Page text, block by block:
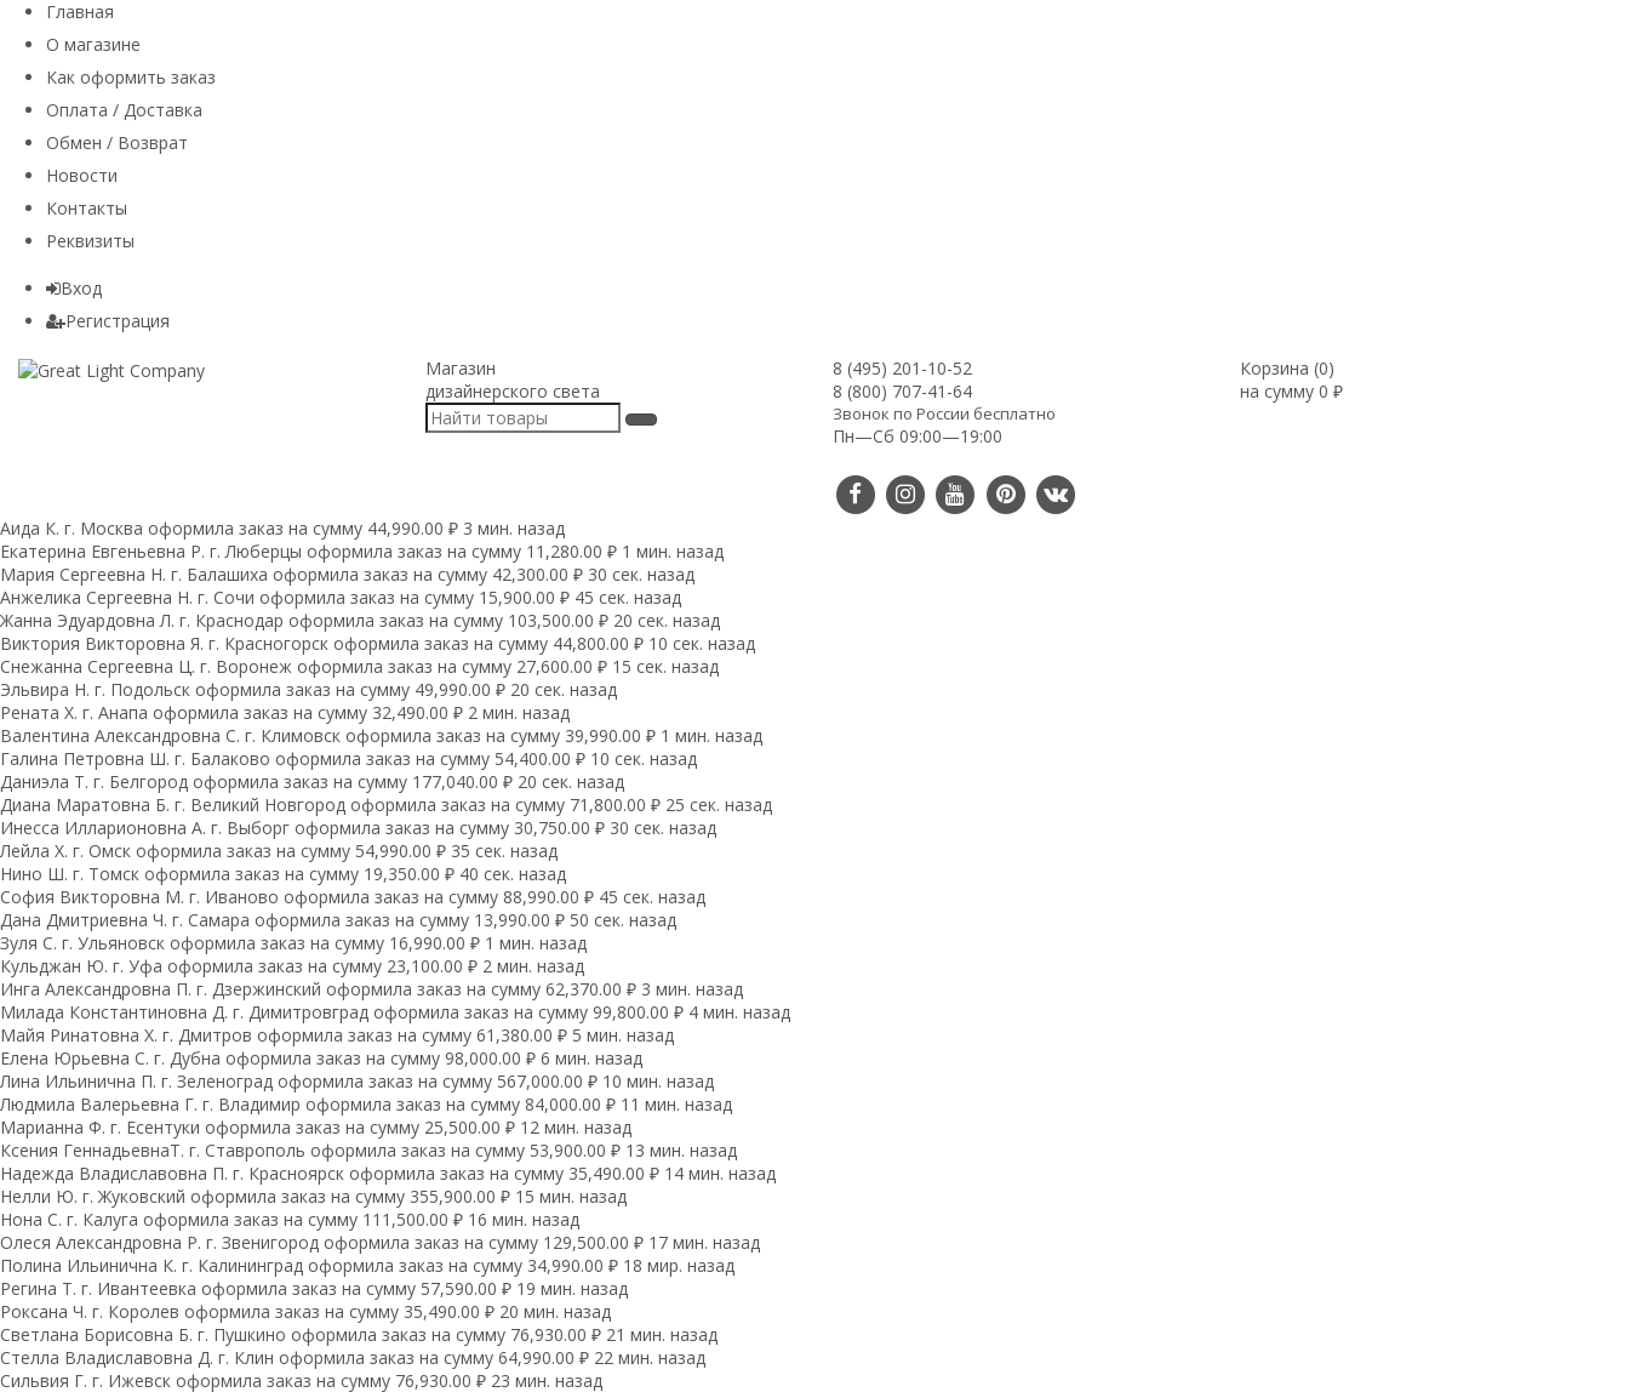
Главная
О магазине
Как оформить заказ
Оплата / Доставка
Обмен / Возврат
Новости
Контакты
Реквизиты
Вход
Регистрация
Магазин
дизайнерского света
8 (495) 201-10-52
8 (800) 707-41-64
Звонок по России бесплатно
Пн—Сб 09:00—19:00
Корзина (0)
на сумму 0 ₽
Аида К. г. Москва оформила заказ на сумму 44,990.00 ₽ 3 мин. назад
Екатерина Евгеньевна Р. г. Люберцы оформила заказ на сумму 11,280.00 ₽ 1 мин. назад
Мария Сергеевна H. г. Балашиха оформила заказ на сумму 42,300.00 ₽ 30 сек. назад
Анжелика Сергеевна Н. г. Сочи оформила заказ на сумму 15,900.00 ₽ 45 сек. назад
Жанна Эдуардовна Л. г. Краснодар оформила заказ на сумму 103,500.00 ₽ 20 сек. назад
Виктория Викторовна Я. г. Красногорск оформила заказ на сумму 44,800.00 ₽ 10 сек. назад
Снежанна Сергеевна Ц. г. Воронеж оформила заказ на сумму 27,600.00 ₽ 15 сек. назад
Эльвира Н. г. Подольск оформила заказ на сумму 49,990.00 ₽ 20 сек. назад
Рената Х. г. Анапа оформила заказ на сумму 32,490.00 ₽ 2 мин. назад
Валентина Александровна С. г. Климовск оформила заказ на сумму 39,990.00 ₽ 1 мин. назад
Галина Петровна Ш. г. Балаково оформила заказ на сумму 54,400.00 ₽ 10 сек. назад
Даниэла Т. г. Белгород оформила заказ на сумму 177,040.00 ₽ 20 сек. назад
Диана Маратовна Б. г. Великий Новгород оформила заказ на сумму 71,800.00 ₽ 25 сек. назад
Инесса Илларионовна А. г. Выборг оформила заказ на сумму 30,750.00 ₽ 30 сек. назад
Лейла Х. г. Омск оформила заказ на сумму 54,990.00 ₽ 35 сек. назад
Нино Ш. г. Томск оформила заказ на сумму 19,350.00 ₽ 40 сек. назад
София Викторовна М. г. Иваново оформила заказ на сумму 88,990.00 ₽ 45 сек. назад
Дана Дмитриевна Ч. г. Самара оформила заказ на сумму 13,990.00 ₽ 50 сек. назад
Зуля С. г. Ульяновск оформила заказ на сумму 16,990.00 ₽ 1 мин. назад
Кульджан Ю. г. Уфа оформила заказ на сумму 23,100.00 ₽ 2 мин. назад
Инга Александровна П. г. Дзержинский оформила заказ на сумму 62,370.00 ₽ 3 мин. назад
Милада Константиновна Д. г. Димитровград оформила заказ на сумму 99,800.00 ₽ 4 мин. назад
Майя Ринатовна Х. г. Дмитров оформила заказ на сумму 61,380.00 ₽ 5 мин. назад
Елена Юрьевна С. г. Дубна оформила заказ на сумму 98,000.00 ₽ 6 мин. назад
Лина Ильинична П. г. Зеленоград оформила заказ на сумму 567,000.00 ₽ 10 мин. назад
Людмила Валерьевна Г. г. Владимир оформила заказ на сумму 84,000.00 ₽ 11 мин. назад
Марианна Ф. г. Есентуки оформила заказ на сумму 25,500.00 ₽ 12 мин. назад
Ксения ГеннадьевнаТ. г. Ставрополь оформила заказ на сумму 53,900.00 ₽ 13 мин. назад
Надежда Владиславовна П. г. Красноярск оформила заказ на сумму 35,490.00 ₽ 14 мин. назад
Нелли Ю. г. Жуковский оформила заказ на сумму 355,900.00 ₽ 15 мин. назад
Нона С. г. Калуга оформила заказ на сумму 111,500.00 ₽ 16 мин. назад
Олеся Александровна Р. г. Звенигород оформила заказ на сумму 129,500.00 ₽ 17 мин. назад
Полина Ильинична К. г. Калининград оформила заказ на сумму 34,990.00 ₽ 18 мир. назад
Регина Т. г. Ивантеевка оформила заказ на сумму 57,590.00 ₽ 19 мин. назад
Роксана Ч. г. Королев оформила заказ на сумму 35,490.00 ₽ 20 мин. назад
Светлана Борисовна Б. г. Пушкино оформила заказ на сумму 76,930.00 ₽ 21 мин. назад
Стелла Владиславовна Д. г. Клин оформила заказ на сумму 64,990.00 ₽ 22 мин. назад
Сильвия Г. г. Ижевск оформила заказ на сумму 76,930.00 ₽ 23 мин. назад